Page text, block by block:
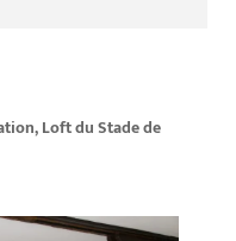
Loft du Stade de